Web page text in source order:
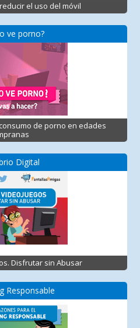
el uso del móvil
ve porno?
de porno en edades
Digital
Disfrutar sin Abusar
Responsable